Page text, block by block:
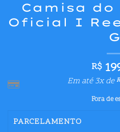
Camisa do
Oficial I
G
R$
Em até 3x de
Fora de
PARCELAMENTO